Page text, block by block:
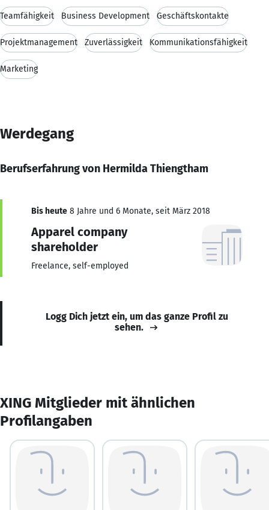
Teamfähigkeit Business Development Geschäftskontakte
Projektmanagement Zuverlässigkeit Kommunikationsfähigkeit
Marketing
Werdegang
Berufserfahrung von Hermilda Thiengtham
Bis heute 8 Jahre und 6 Monate, seit März 2018
Apparel company
shareholder
Freelance, self-employed
Logg Dich jetzt ein, um das ganze Profil zu
sehen.
XING Mitglieder mit ähnlichen
Profilangaben